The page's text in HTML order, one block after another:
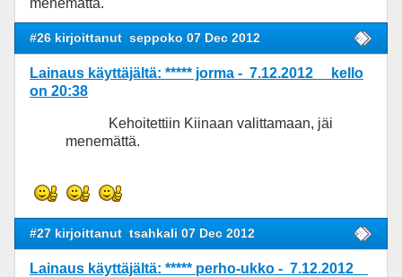
menemättä.
#26 kirjoittanut seppoko 07 Dec 2012
Lainaus käyttäjältä: ***** jorma - 7.12.2012 kello
on 20:38
Kehoitettiin Kiinaan valittamaan, jäi
menemättä.
#27 kirjoittanut tsahkali 07 Dec 2012
Lainaus käyttäjältä: ***** perho-ukko - 7.12.2012